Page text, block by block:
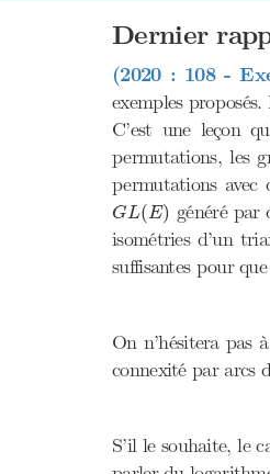
Dernier
(2020 : 108 -
exemples
C’est une leçon
permutations, les
permutations
GL(E)
GL ( E) généré par
isométries d’un
suffisantes pour que
On n’hésitera pas
connexité par arcs
S’il le souhaite, le